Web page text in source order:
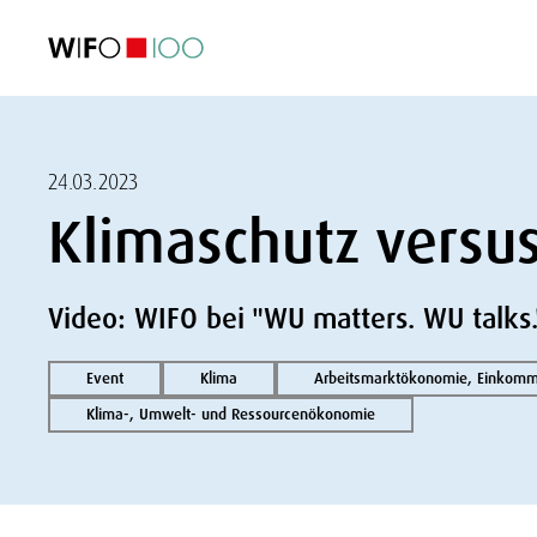
24.03.2023
Klimaschutz
Video: WIFO bei "WU matters. WU
Event Klima
Arbeitsmarktökonomie,
Klima-, Umwelt- und Ressourcenökonomie